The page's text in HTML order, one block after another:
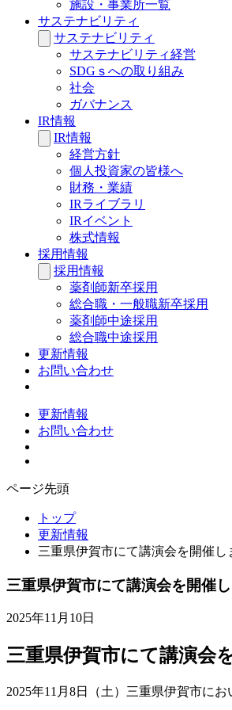
施設・事業所一覧
サステナビリティ
サステナビリティ
サステナビリティ経営
SDGｓへの取り組み
社会
ガバナンス
IR情報
IR情報
経営方針
個人投資家の皆様へ
財務・業績
IRライブラリ
IRイベント
株式情報
採用情報
採用情報
薬剤師新卒採用
総合職・一般職新卒採用
薬剤師中途採用
総合職中途採用
更新情報
お問い合わせ
更新情報
お問い合わせ
ページ先頭
トップ
更新情報
三重県伊賀市にて講演会を開催し
三重県伊賀市にて講演会を開催
2025年11月10日
三重県伊賀市にて講演会
2025年11月8日（土）三重県伊賀市に